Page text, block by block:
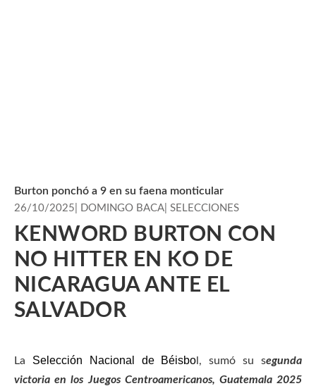
Burton ponchó a 9 en su faena monticular
26/10/2025 DOMINGO BACA SELECCIONES
KENWORD BURTON CON
NO HITTER EN KO DE
NICARAGUA ANTE EL
SALVADOR
La Selección Nacional de Béisbol, sumó su segunda
victoria en los Juegos Centroamericanos, Guatemala 2025